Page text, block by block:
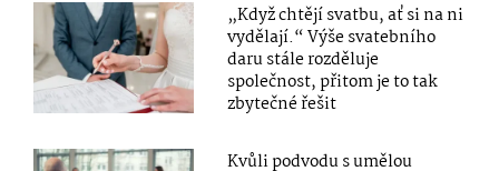
„Když chtějí svatbu, ať si na ni
vydělají.“ Výše svatebního
daru stále rozděluje
společnost, přitom je to tak
zbytečné řešit
Kvůli podvodu s umělou